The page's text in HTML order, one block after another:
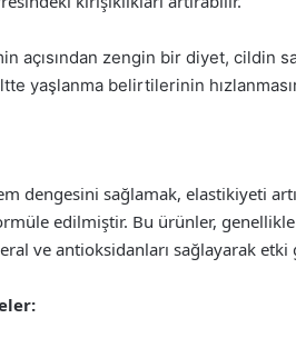
açısından zengin bir diyet, cildin
yaşlanma belirtilerinin
dengesini sağlamak, elastikiyeti
edilmiştir. Bu ürünler,
ve antioksidanları sağlayarak etki